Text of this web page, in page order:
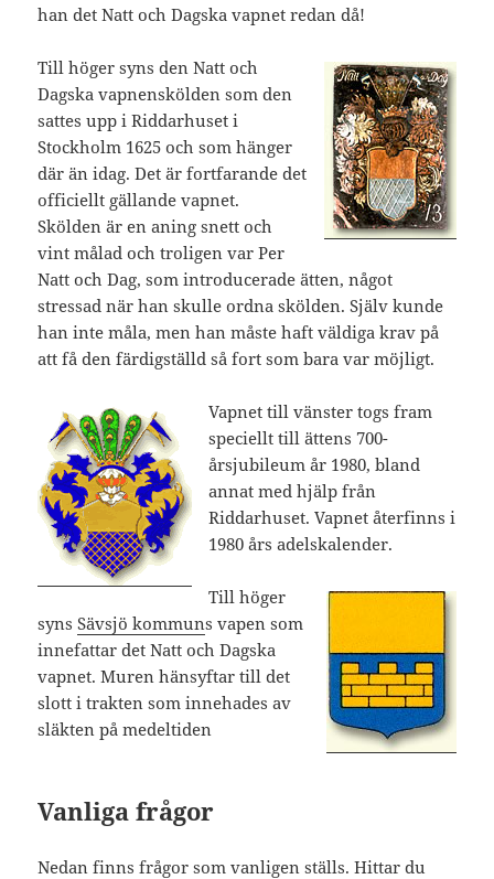
han det Natt och Dagska vapnet redan då!
Till höger syns den Natt och
Dagska vapnenskölden som den
sattes upp i Riddarhuset i
Stockholm 1625 och som hänger
där än idag. Det är fortfarande det
officiellt gällande vapnet.
Skölden är en aning snett och
vint målad och troligen var Per
Natt och Dag, som introducerade ätten, något
stressad när han skulle ordna skölden. Själv kunde
han inte måla, men han måste haft väldiga krav på
att få den färdigställd så fort som bara var möjligt.
Vapnet till vänster togs fram
speciellt till ättens 700-
årsjubileum år 1980, bland
annat med hjälp från
Riddarhuset. Vapnet återfinns i
1980 års adelskalender.
Till höger
synsSävsjö kommuns vapen som
innefattar det Natt och Dagska
vapnet. Muren hänsyftar till det
slott i trakten som innehades av
släkten på medeltiden
Vanliga frågor
Nedan finns frågor som vanligen ställs. Hittar du